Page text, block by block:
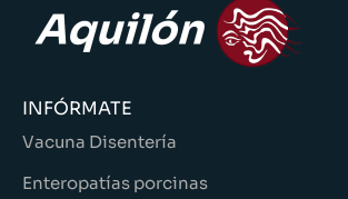
INFÓRMATE
Vacuna Disentería
Enteropatías porcinas